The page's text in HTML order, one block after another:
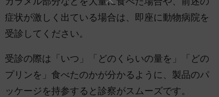
症状が激しく出ている場合は、即座に動物病院を
受診してください。
受診の際は「いつ」「どのくらいの量を」「どの
プリンを」食べたのかが分かるように、製品のパ
ッケージを持参すると診察がスムーズです。